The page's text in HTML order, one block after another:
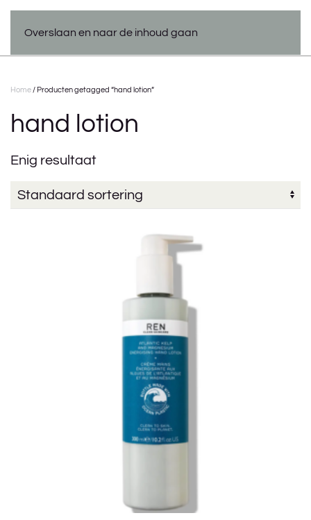
Overslaan en naar de inhoud gaan
Home / Producten getagged “hand lotion”
hand lotion
Enig resultaat